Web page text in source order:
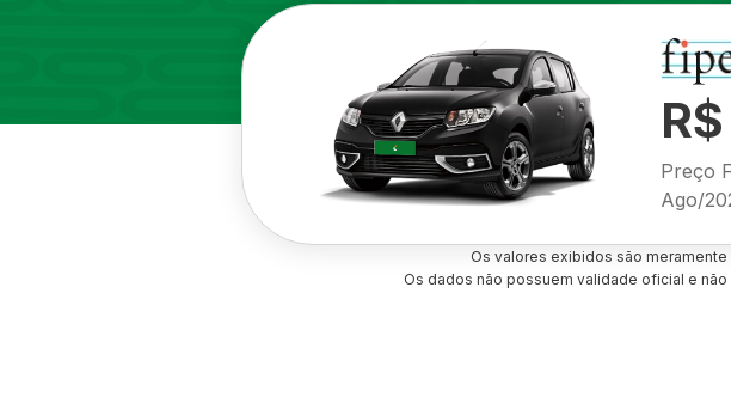
Preço
Ago/
Os valores exibidos são
Os dados não possuem validade oficial e